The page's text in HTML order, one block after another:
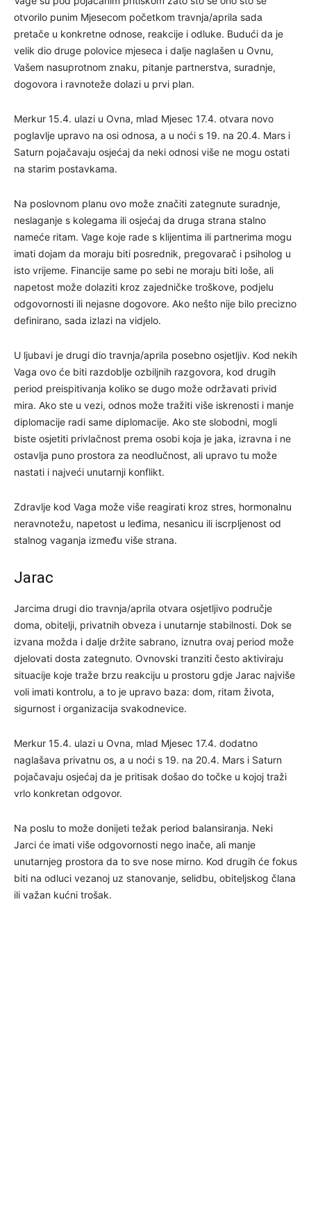
otvorilo punim Mjesecom početkom travnja/aprila sada
pretače u konkretne odnose, reakcije i odluke. Budući da je
velik dio druge polovice mjeseca i dalje naglašen u Ovnu,
Vašem nasuprotnom znaku, pitanje partnerstva, suradnje,
dogovora i ravnoteže dolazi u prvi plan.
Merkur 15.4. ulazi u Ovna, mlad Mjesec 17.4. otvara novo
poglavlje upravo na osi odnosa, a u noći s 19. na 20.4. Mars i
Saturn pojačavaju osjećaj da neki odnosi više ne mogu ostati
na starim postavkama.
Na poslovnom planu ovo može značiti zategnute suradnje,
neslaganje s kolegama ili osjećaj da druga strana stalno
nameće ritam. Vage koje rade s klijentima ili partnerima mogu
imati dojam da moraju biti posrednik, pregovarač i psiholog u
isto vrijeme. Financije same po sebi ne moraju biti loše, ali
napetost može dolaziti kroz zajedničke troškove, podjelu
odgovornosti ili nejasne dogovore. Ako nešto nije bilo precizno
definirano, sada izlazi na vidjelo.
U ljubavi je drugi dio travnja/aprila posebno osjetljiv. Kod nekih
Vaga ovo će biti razdoblje ozbiljnih razgovora, kod drugih
period preispitivanja koliko se dugo može održavati privid
mira. Ako ste u vezi, odnos može tražiti više iskrenosti i manje
diplomacije radi same diplomacije. Ako ste slobodni, mogli
biste osjetiti privlačnost prema osobi koja je jaka, izravna i ne
ostavlja puno prostora za neodlučnost, ali upravo tu može
nastati i najveći unutarnji konflikt.
Zdravlje kod Vaga može više reagirati kroz stres, hormonalnu
neravnotežu, napetost u leđima, nesanicu ili iscrpljenost od
stalnog vaganja između više strana.
Jarac
Jarcima drugi dio travnja/aprila otvara osjetljivo područje
doma, obitelji, privatnih obveza i unutarnje stabilnosti. Dok se
izvana možda i dalje držite sabrano, iznutra ovaj period može
djelovati dosta zategnuto. Ovnovski tranziti često aktiviraju
situacije koje traže brzu reakciju u prostoru gdje Jarac najviše
voli imati kontrolu, a to je upravo baza: dom, ritam života,
sigurnost i organizacija svakodnevice.
Merkur 15.4. ulazi u Ovna, mlad Mjesec 17.4. dodatno
naglašava privatnu os, a u noći s 19. na 20.4. Mars i Saturn
pojačavaju osjećaj da je pritisak došao do točke u kojoj traži
vrlo konkretan odgovor.
Na poslu to može donijeti težak period balansiranja. Neki
Jarci će imati više odgovornosti nego inače, ali manje
unutarnjeg prostora da to sve nose mirno. Kod drugih će fokus
biti na odluci vezanoj uz stanovanje, selidbu, obiteljskog člana
ili važan kućni trošak.